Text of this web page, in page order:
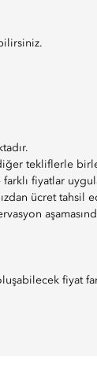
tekliflerle
fiyatlar
ücret tahsil
fiyat